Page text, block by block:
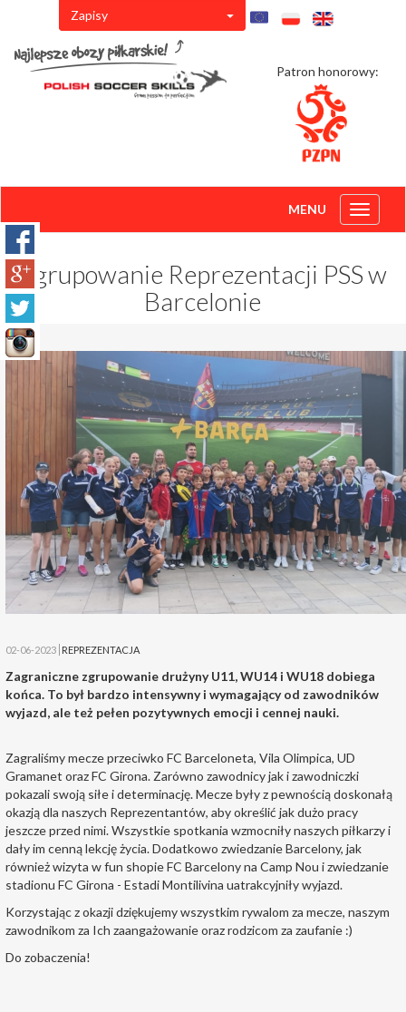
Zapisy
Patron honorowy:
Toggle
MENU
Zgrupowanie Reprezentacji PSS w
Barcelonie
02-06-2023 REPREZENTACJA
Zagraniczne zgrupowanie drużyny U11, WU14 i WU18 dobiega
końca. To był bardzo intensywny i wymagający od zawodników
wyjazd, ale też pełen pozytywnych emocji i cennej nauki.
Zagraliśmy mecze przeciwko FC Barceloneta, Vila Olimpica, UD
Gramanet oraz FC Girona. Zarówno zawodnicy jak i zawodniczki
pokazali swoją siłe i determinację. Mecze były z pewnością doskonałą
okazją dla naszych Reprezentantów, aby określić jak dużo pracy
jeszcze przed nimi. Wszystkie spotkania wzmocniły naszych piłkarzy i
dały im cenną lekcję życia. Dodatkowo zwiedzanie Barcelony, jak
również wizyta w fun shopie FC Barcelony na Camp Nou i zwiedzanie
stadionu FC Girona - Estadi Montilivina uatrakcyjniły wyjazd.
Korzystając z okazji dziękujemy wszystkim rywalom za mecze, naszym
zawodnikom za Ich zaangażowanie oraz rodzicom za zaufanie :)
Do zobaczenia!